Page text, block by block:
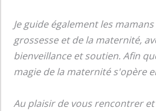
Je guide également les
grossesse et de la maternité,
bienveillance et soutien. Afin
magie de la maternité s'opère
Au plaisir de vous rencontrer